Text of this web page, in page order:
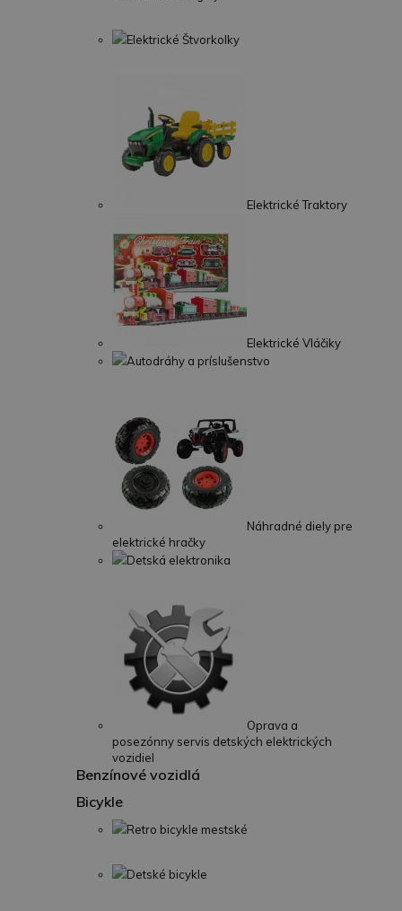
Elektrické Štvorkolky
Elektrické Traktory
Elektrické Vláčiky
Autodráhy a príslušenstvo
Náhradné diely pre
elektrické hračky
Detská elektronika
Oprava a
posezónny servis detských elektrických
vozidiel
Benzínové vozidlá
Bicykle
Retro bicykle mestské
Detské bicykle